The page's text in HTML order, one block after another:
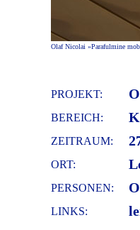
Olaf Nicolai »Parafulmine
PROJEKT:
BEREICH:
ZEITRAUM:
ORT:
PERSONEN:
LINKS: